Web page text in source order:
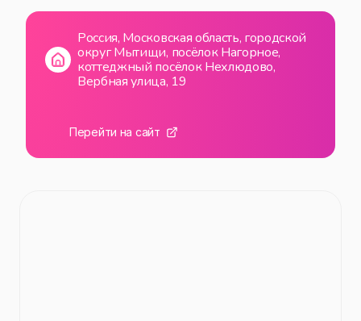
Россия, Московская область, городской
округ Мытищи, посёлок Нагорное,
коттеджный посёлок Нехлюдово,
Вербная улица, 19
Перейти на сайт